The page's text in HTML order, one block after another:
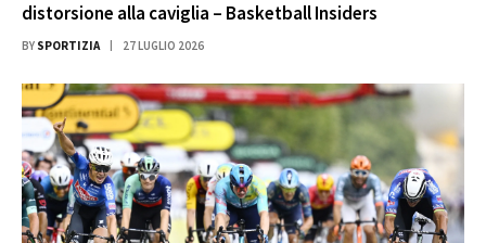
distorsione alla caviglia – Basketball Insiders
BY SPORTIZIA 27 LUGLIO 2026